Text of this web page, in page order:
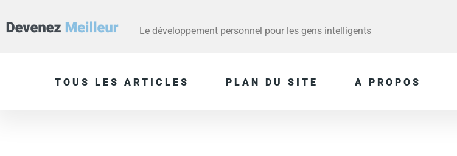
Le développement personnel pour les gens intelligents
TOUS LES ARTICLES PLAN DU SITE A PROPOS